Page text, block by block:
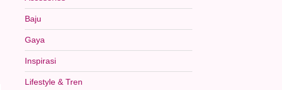
Baju
Gaya
Inspirasi
Lifestyle & Tren